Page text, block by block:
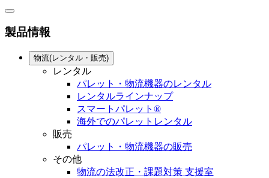
製品情報
物流(レンタル・販売)
レンタル
パレット・物流機器のレンタル
レンタルラインナップ
スマートパレット®
海外でのパレットレンタル
販売
パレット・物流機器の販売
その他
物流の法改正・課題対策 支援室